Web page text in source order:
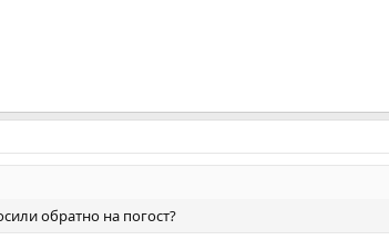
обратно на погост?